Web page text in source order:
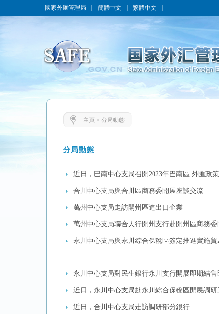
國家外匯管理局 簡體中文 繁體中文
主頁 > 分局動態
分局動態
近日，巴南中心支局召開2023年巴南區 外匯政
合川中心支局與合川區商務委開展座談交流
萬州中心支局走訪開州區進出口企業
萬州中心支局聯合人行開州支行赴開州區商務委
永川中心支局與永川綜合保稅區簽定推進實施
永川中心支局對民生銀行永川支行開展即期結
近日，永川中心支局赴永川綜合保稅區開展調研
近日，合川中心支局走訪調研部分銀行